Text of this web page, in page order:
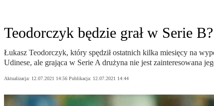
Teodorczyk będzie grał w Serie B?
Łukasz Teodorczyk, który spędził ostatnich kilka miesięcy na
Udinese, ale grająca w Serie A drużyna nie jest zainteresowana
Aktualizacja: 12.07.2021 14:56 Publikacja: 12.07.2021 14:44